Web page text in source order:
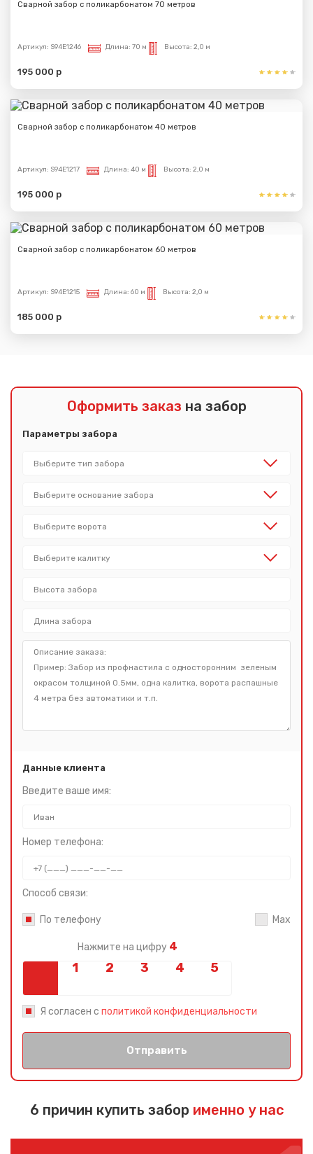
Сварной забор с поликарбонатом 70 метров
Артикул: S94E1246 Длина: 70 м Высота: 2,0 м
195 000 р
Сварной забор с поликарбонатом 40 метров
Артикул: S94E1217 Длина: 40 м Высота: 2,0 м
195 000 р
Сварной забор с поликарбонатом 60 метров
Артикул: S94E1215 Длина: 60 м Высота: 2,0 м
185 000 р
Оформить заказ на забор
Параметры забора
Данные клиента
Введите ваше имя:
Номер телефона:
Способ связи:
По телефону Max
Нажмите на цифру 4
Я согласен с политикой конфиденциальности
Отправить
6 причин купить забор именно у нас